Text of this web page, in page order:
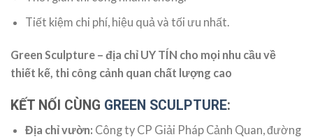
Tiết kiệm chi phí, hiệu quả và tối ưu nhất.
Green Sculpture – địa chỉ UY TÍN cho mọi nhu cầu về
thiết kế, thi công cảnh quan chất lượng cao
KẾT NỐI CÙNG GREEN SCULPTURE:
Địa chỉ vườn: Công ty CP Giải Pháp Cảnh Quan, đường